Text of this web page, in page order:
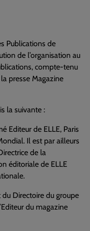
Publications de
de l’organisation au
compte-tenu
presse Magazine
la suivante :
Editeur de ELLE, Paris
Il est par ailleurs
de la
éditoriale de ELLE
du Directoire du groupe
du magazine